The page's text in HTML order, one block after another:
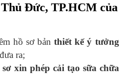
Đức, TP.HCM của
hồ sơ bảnthiết kế ý tưởng
ra;
sơ xin phép cải tạo sữa chữa